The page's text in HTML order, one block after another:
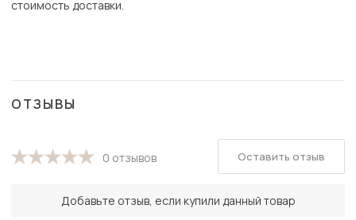
стоимость доставки.
ОТЗЫВЫ
0 отзывов
Добавьте отзыв, если купили данный товар
Оставить отзыв